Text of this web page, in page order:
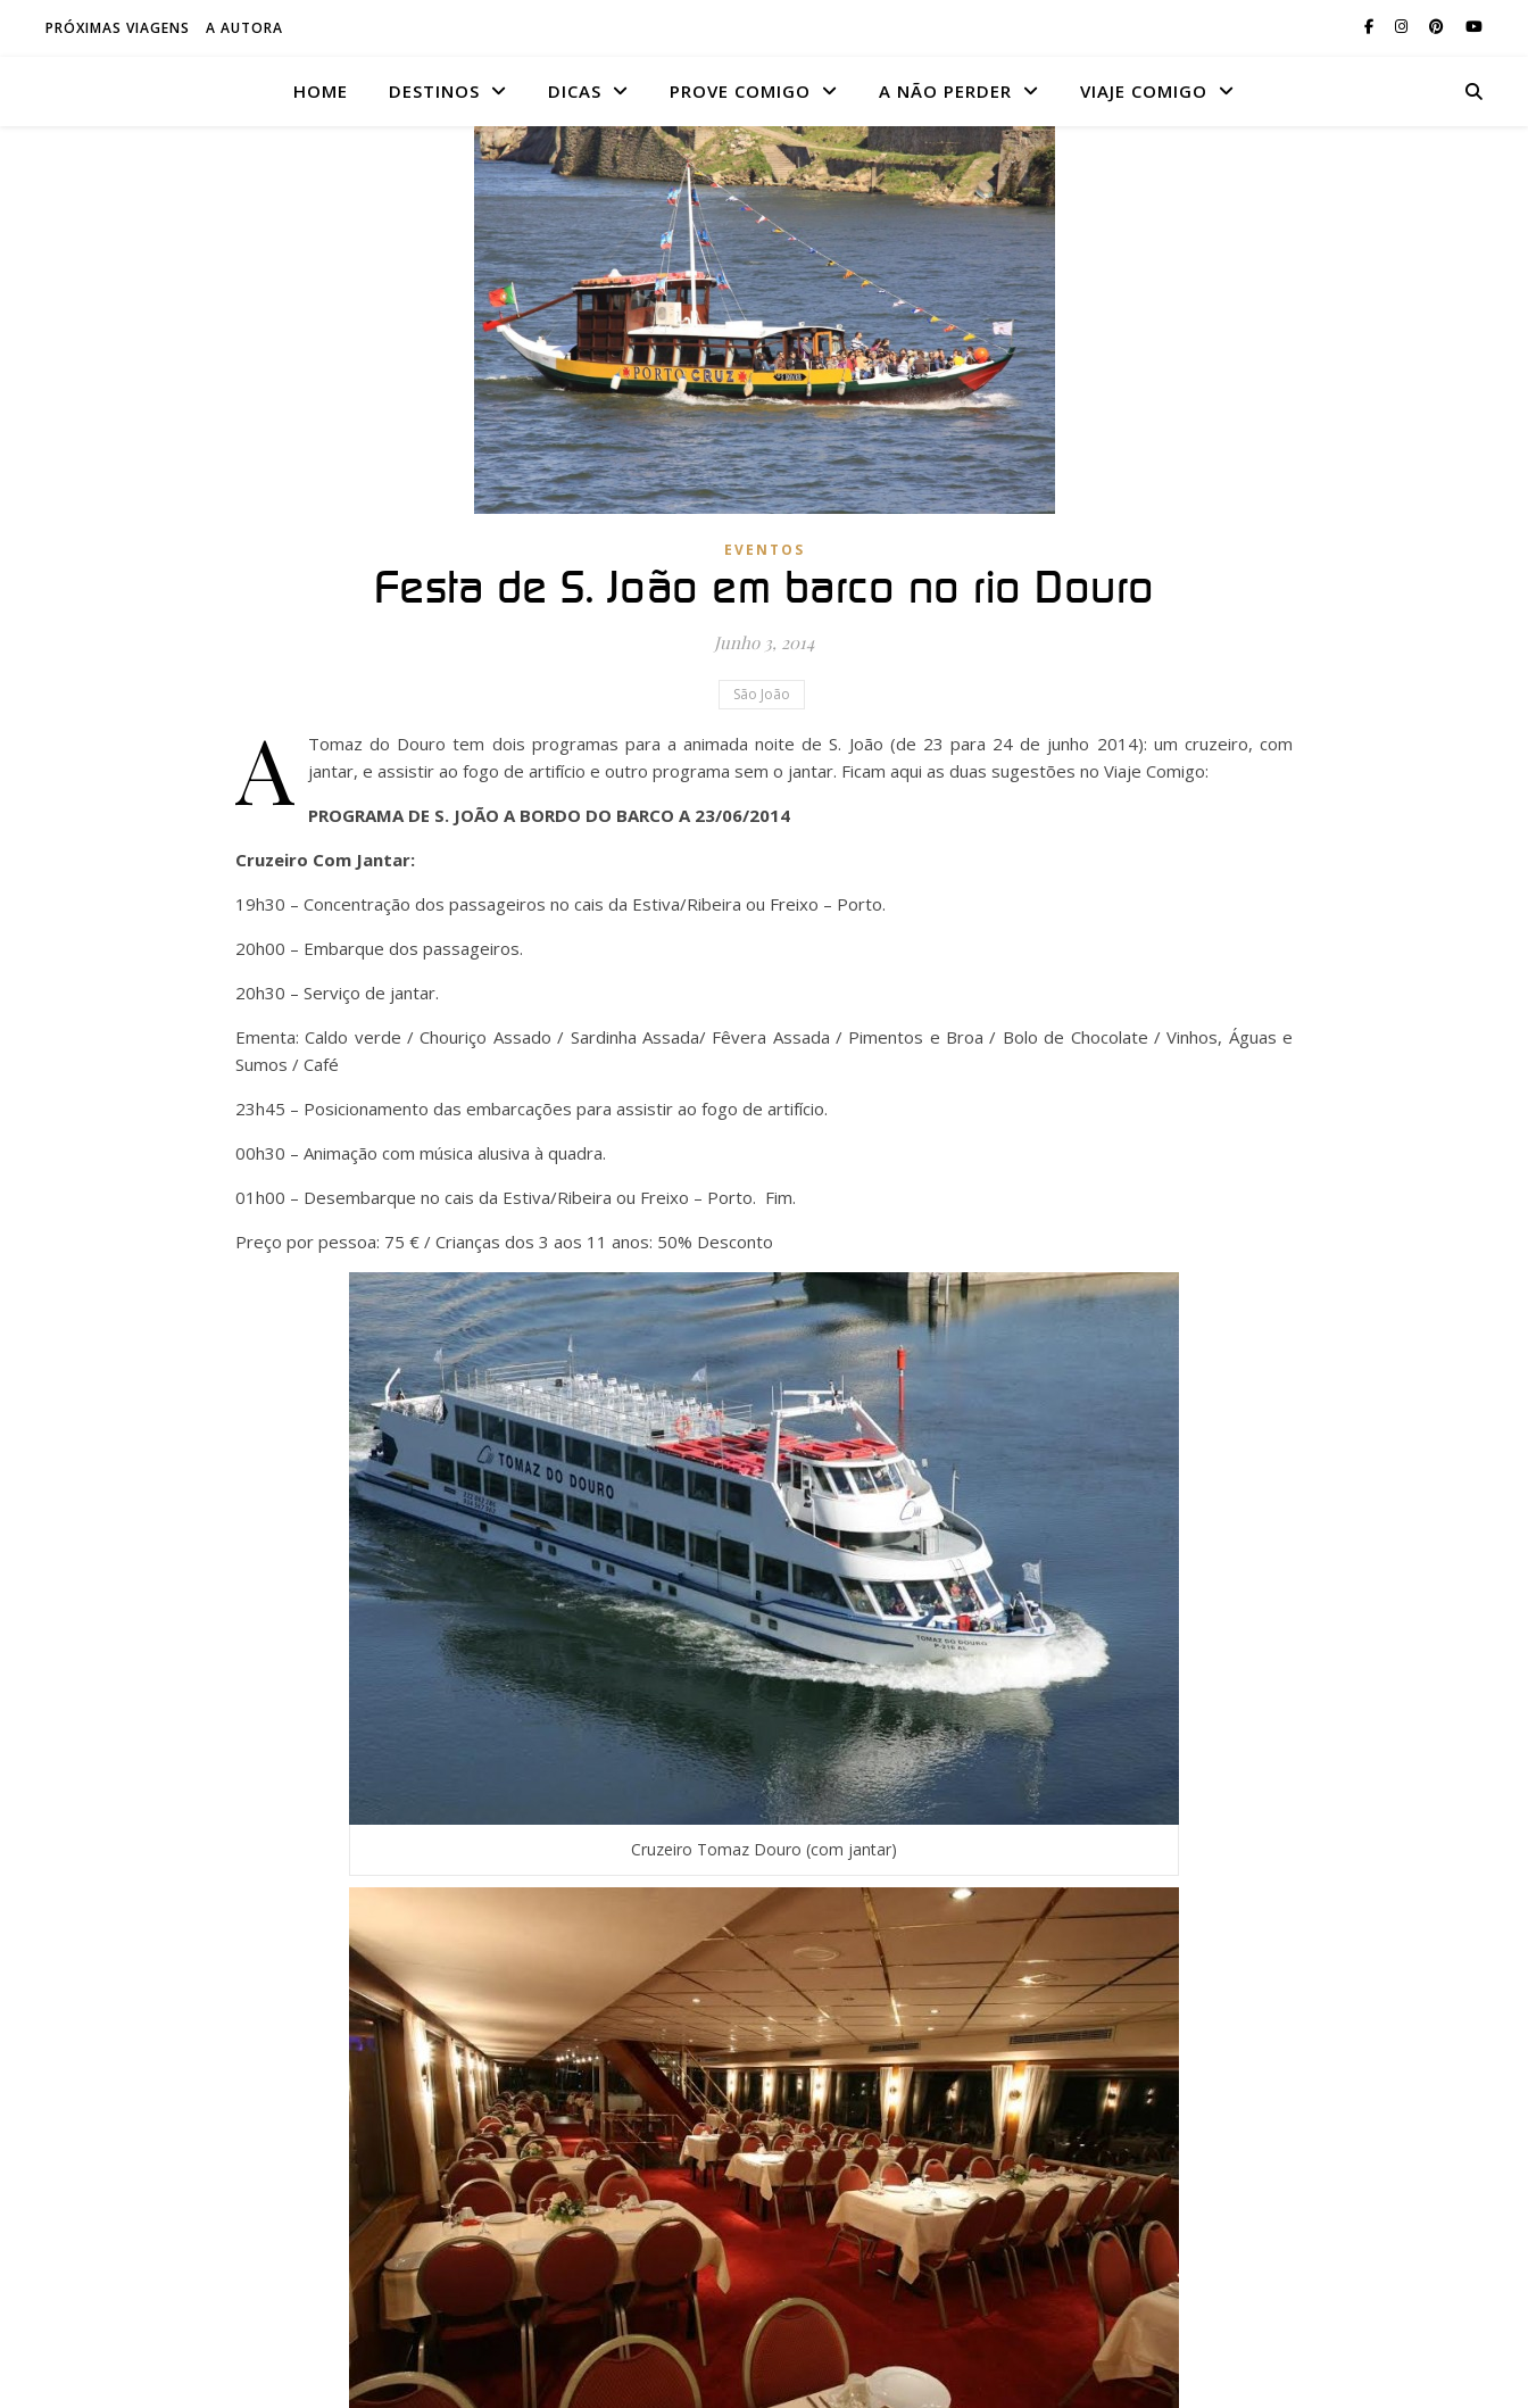
PRÓXIMAS VIAGENS A AUTORA
HOME DESTINOS DICAS PROVE COMIGO A NÃO PERDER VIAJE COMIGO
EVENTOS
Festa de S. João em barco no rio Douro
Junho 3, 2014
São João
A
Tomaz do Douro tem dois programas para a animada noite de S. João (de 23 para 24 de junho 2014): um cruzeiro, com
jantar, e assistir ao fogo de artifício e outro programa sem o jantar. Ficam aqui as duas sugestões no Viaje Comigo:
PROGRAMA DE S. JOÃO A BORDO DO BARCO A 23/06/2014
Cruzeiro Com Jantar:
19h30 – Concentração dos passageiros no cais da Estiva/Ribeira ou Freixo – Porto.
20h00 – Embarque dos passageiros.
20h30 – Serviço de jantar.
Ementa: Caldo verde / Chouriço Assado / Sardinha Assada/ Fêvera Assada / Pimentos e Broa / Bolo de Chocolate / Vinhos, Águas e
Sumos / Café
23h45 – Posicionamento das embarcações para assistir ao fogo de artifício.
00h30 – Animação com música alusiva à quadra.
01h00 – Desembarque no cais da Estiva/Ribeira ou Freixo – Porto. Fim.
Preço por pessoa: 75 € / Crianças dos 3 aos 11 anos: 50% Desconto
Cruzeiro Tomaz Douro (com jantar)